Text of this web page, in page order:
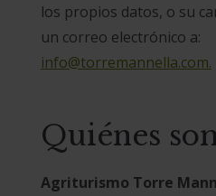
los propios datos, o su
un correo electrónico a:
info@torremannella.com.
Quiénes
Agriturismo Torre